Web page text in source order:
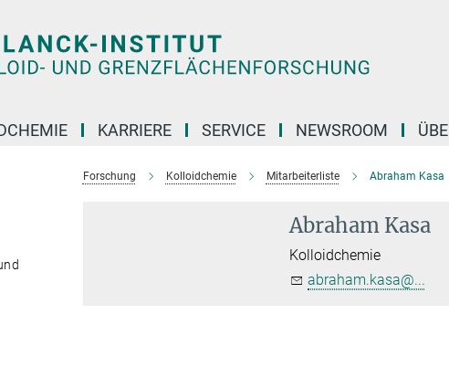
KARRIERE SERVICE NEWSROOM
Forschung Kolloidchemie Mitarbeiterliste Abraham Kasa
Abraham Kasa
Kolloidchemie
abraham.kasa@...